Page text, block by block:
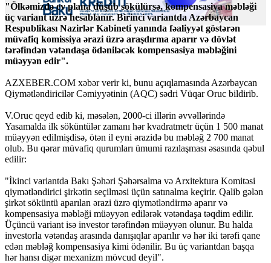
"Ölkəmizdə ev plana düşüb sökülürsə, kompensasiya məbləği
üç variant üzrə hesablanır. Birinci variantda Azərbaycan
Respublikası Nazirlər Kabineti yanında fəaliyyət göstərən
müvafiq komissiya ərazi üzrə araşdırma aparır və dövlət
tərəfindən vətəndaşa ödəniləcək kompensasiya məbləğini
müəyyən edir".
AZXEBER.COM xəbər verir ki, bunu açıqlamasında Azərbaycan
Qiymətləndiricilər Cəmiyyətinin (AQC) sədri Vüqar Oruc bildirib.
V.Oruc qeyd edib ki, məsələn, 2000-ci illərin əvvəllərində
Yasamalda ilk söküntülər zamanı hər kvadratmetr üçün 1 500 manat
müəyyən edilmişdisə, ötən il eyni ərazidə bu məbləğ 2 700 manat
olub. Bu qərar müvafiq qurumları ümumi razılaşması əsasında qəbul
edilir:
"İkinci variantda Bakı Şəhəri Şəhərsalma və Arxitektura Komitəsi
qiymətləndirici şirkətin seçilməsi üçün satınalma keçirir. Qalib gələn
şirkət söküntü aparılan ərazi üzrə qiymətləndirmə aparır və
kompensasiya məbləği müəyyən edilərək vətəndaşa təqdim edilir.
Üçüncü variant isə investor tərəfindən müəyyən olunur. Bu halda
investorla vətəndaş arasında danışıqlar aparılır və hər iki tərəfi qane
edən məbləğ kompensasiya kimi ödənilir. Bu üç variantdan başqa
hər hansı digər mexanizm mövcud deyil".